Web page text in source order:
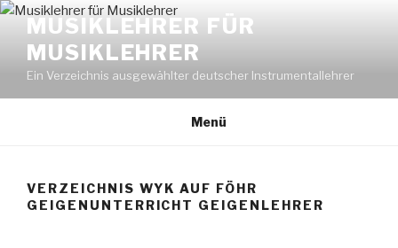
Zum
Inhalt
springen
MUSIKLEHRER FÜR
MUSIKLEHRER
Ein Verzeichnis ausgewählter deutscher Instrumentallehrer
Menü
VERZEICHNIS WYK AUF FÖHR
GEIGENUNTERRICHT GEIGENLEHRER